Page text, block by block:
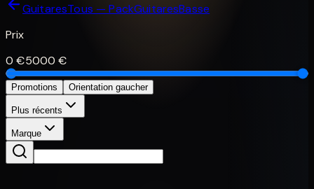
GuitaresTous — PackGuitaresBasse
Prix
0 €5000 €
Promotions Orientation gaucher
Plus récents
Marque